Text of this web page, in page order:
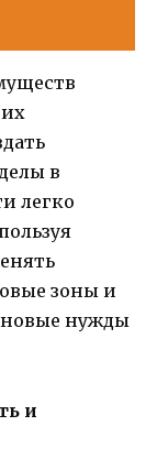
в
легко
зоны и
новые нужды
и